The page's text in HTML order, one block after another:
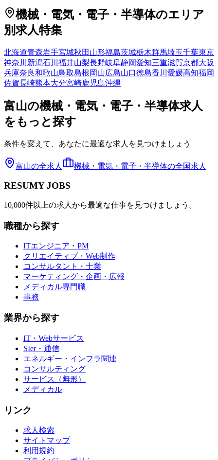
機械・電気・電子・半導体のエリア
別求人特集
北海道青森岩手宮城秋田 山形福島茨城栃木群馬埼玉千葉東京
神奈川 新潟石川 福井山梨長野岐阜静岡愛知三重滋賀京都大阪
兵庫奈良和歌山鳥取島根岡山広島山口徳島香川 愛媛高知福岡
佐賀長崎熊本大分宮崎鹿児島沖縄
富山の機械・電気・電子・半導体求人
をもっと探す
条件を変えて、あなたに最適な求人を見つけましょう
富山の全求人 機械・電気・電子・半導体の全国求人
RESUMY JOBS
10,000件以上の求人から最適な仕事を見つけましょう。
職種から探す
ITエンジニア・PM
クリエイティブ・Web制作
コンサルタント・士業
マーケティング・企画・広報
メディカル専門職
事務
業界から探す
IT・Webサービス
SIer・通信
エネルギー・インフラ関連
コンサルティング
サービス（無形）
メディカル
リンク
求人検索
サイトマップ
利用規約